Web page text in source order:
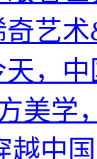
艺
天，
美学
越中